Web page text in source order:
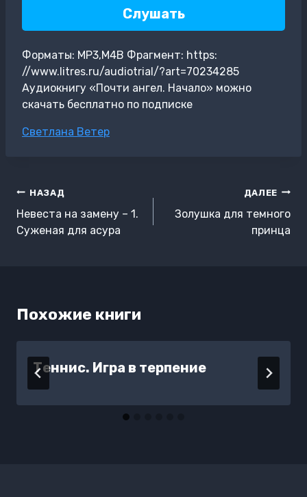
Слушать
Форматы: MP3,M4B Фрагмент: https:
//www.litres.ru/audiotrial/?art=70234285
Аудиокнигу «Почти ангел. Начало» можно
скачать бесплатно по подписке
Метки
Светлана Ветер
Навигация
по
записям
НАЗАД
Невеста на замену – 1.
Суженая для асура
ДАЛЕЕ
Золушка для темного
принца
Похожие книги
Теннис. Игра в терпение